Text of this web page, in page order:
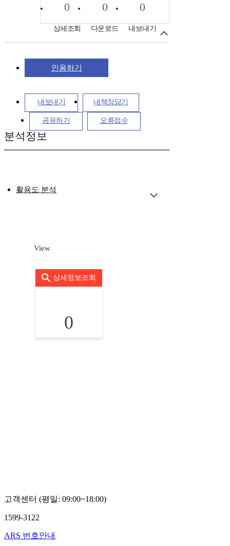
0
상세조회
0
다운로드
0
내보내기
인용하기
내보내기 내책장담기
공유하기 오류접수
분석정보
활용도 분석
View
상세정보조회
0
고객센터 (평일: 09:00~18:00)
1599-3122
ARS 번호안내